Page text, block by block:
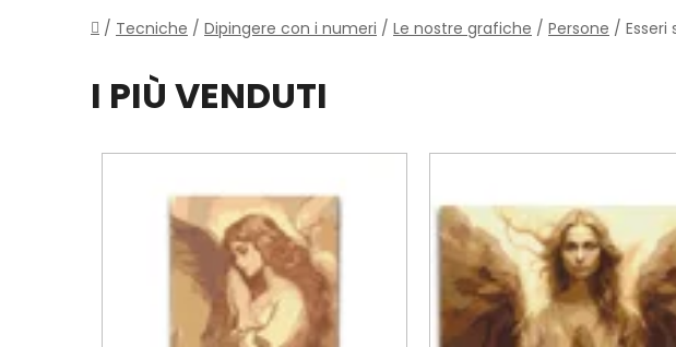
Casa
/ Tecniche / Dipingere con i numeri / Le nostre grafiche / Persone /
I PIÙ VENDUTI